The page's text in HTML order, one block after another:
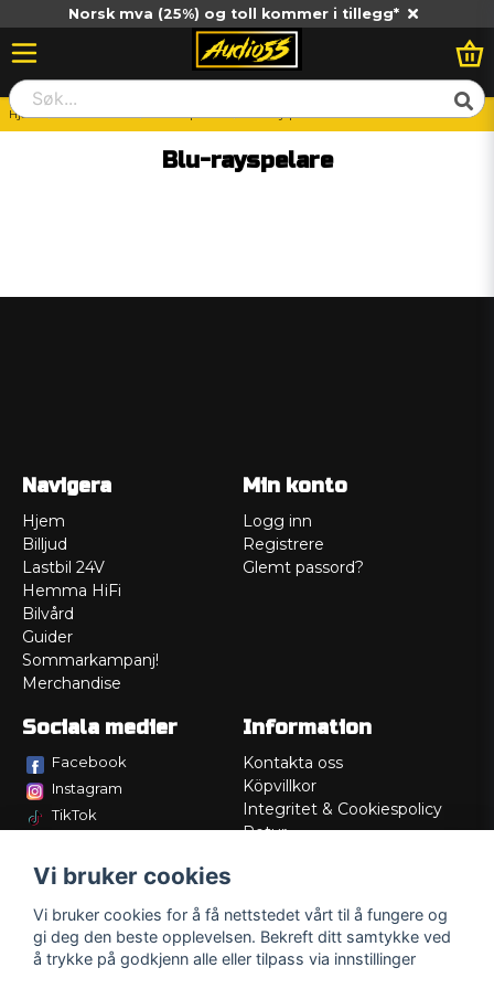
Norsk mva (25%) og toll kommer i tillegg*
Hjem Hemma HiFi Mediaspelare Blu-rayspelare
Blu-rayspelare
Navigera
Hjem
Billjud
Lastbil 24V
Hemma HiFi
Bilvård
Guider
Sommarkampanj!
Merchandise
Min konto
Logg inn
Registrere
Glemt passord?
Sociala medier
Facebook
Instagram
TikTok
Information
Kontakta oss
Köpvillkor
Integritet & Cookiespolicy
Retur
Lådritning
Om oss
Vi bruker cookies
Vi bruker cookies for å få nettstedet vårt til å fungere og
gi deg den beste opplevelsen. Bekreft ditt samtykke ved
å trykke på godkjenn alle eller tilpass via innstillinger